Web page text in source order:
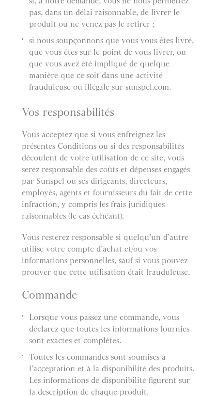
pas, dans un délai raisonnable, de livrer le
produit ou ne venez pas le retirer ;
si nous soupçonnons que vous vous êtes livré,
que vous êtes sur le point de vous livrer, ou
que vous avez été impliqué de quelque
manière que ce soit dans une activité
frauduleuse ou illégale sur sunspel.com.
Vos responsabilités
Vous acceptez que si vous enfreignez les
présentes Conditions ou si des responsabilités
découlent de votre utilisation de ce site, vous
serez responsable des coûts et dépenses engagés
par Sunspel ou ses dirigeants, directeurs,
employés, agents et fournisseurs du fait de cette
infraction, y compris les frais juridiques
raisonnables (le cas échéant).
Vous resterez responsable si quelqu’un d’autre
utilise votre compte d’achat et/ou vos
informations personnelles, sauf si vous pouvez
prouver que cette utilisation était frauduleuse.
Commande
Lorsque vous passez une commande, vous
déclarez que toutes les informations fournies
sont exactes et complètes.
Toutes les commandes sont soumises à
l’acceptation et à la disponibilité des produits.
Les informations de disponibilité figurent sur
la description de chaque produit.